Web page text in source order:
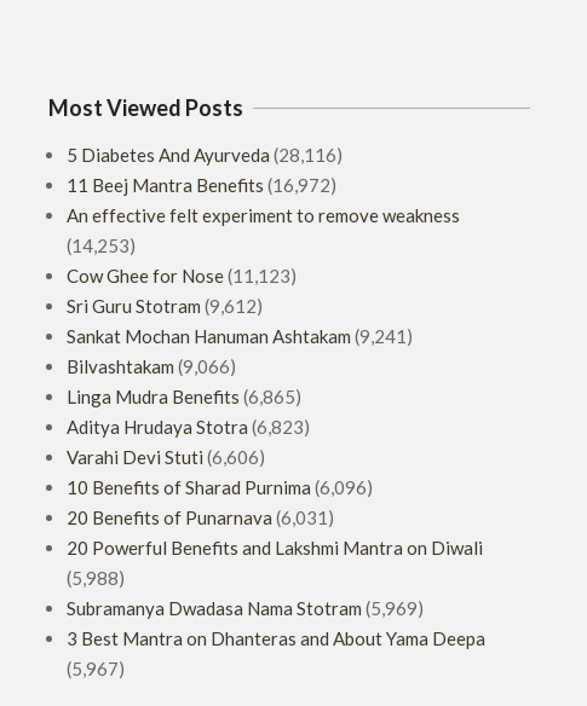
Most Viewed Posts
5 Diabetes And Ayurveda (28,116)
11 Beej Mantra Benefits (16,972)
An effective felt experiment to remove weakness
(14,253)
Cow Ghee for Nose(11,123)
Sri Guru Stotram (9,612)
Sankat Mochan Hanuman Ashtakam (9,241)
Bilvashtakam (9,066)
Linga Mudra Benefits (6,865)
Aditya Hrudaya Stotra (6,823)
Varahi Devi Stuti (6,606)
10 Benefits of Sharad Purnima (6,096)
20 Benefits of Punarnava (6,031)
20 Powerful Benefits and Lakshmi Mantra on Diwali
(5,988)
Subramanya Dwadasa Nama Stotram (5,969)
3 Best Mantra on Dhanteras and About Yama Deepa
(5,967)